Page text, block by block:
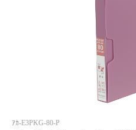
ｱｶ-E3PKG-80-P